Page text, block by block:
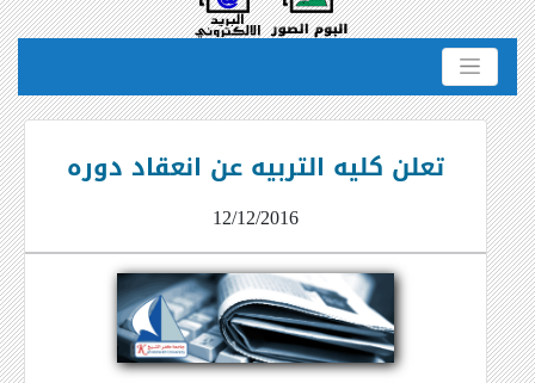
تعلن كليه التربيه عن انعقاد دوره
12/12/2016